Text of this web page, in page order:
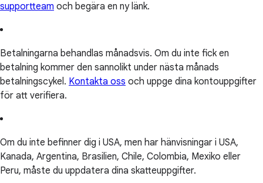
supportteam och begära en ny länk.
Betalningarna behandlas månadsvis. Om du inte fick en
betalning kommer den sannolikt under nästa månads
betalningscykel. Kontakta oss och uppge dina kontouppgifter
för att verifiera.
Om du inte befinner dig i USA, men har hänvisningar i USA,
Kanada, Argentina, Brasilien, Chile, Colombia, Mexiko eller
Peru, måste du uppdatera dina skatteuppgifter.